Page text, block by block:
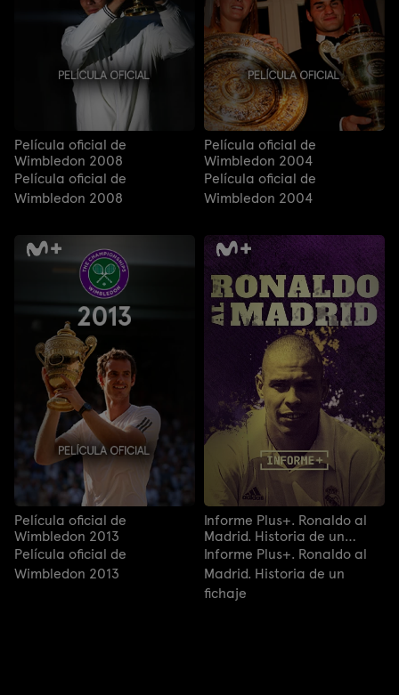
Película oficial de
Wimbledon 2008
Película oficial de
Wimbledon 2008
Película oficial de
Wimbledon 2004
Película oficial de
Wimbledon 2004
Película oficial de
Wimbledon 2013
Película oficial de
Wimbledon 2013
Informe Plus+. Ronaldo al
Madrid. Historia de un
fichaje
Informe Plus+. Ronaldo al
Madrid. Historia de un
fichaje